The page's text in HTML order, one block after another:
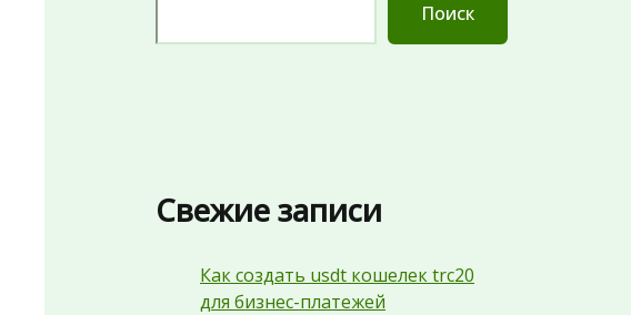
Поиск
Свежие записи
Как создать usdt кошелек trc20
для бизнес-платежей